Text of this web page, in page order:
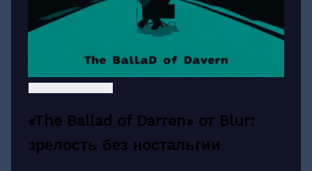
«The Ballad of Darren» от Blur:
зрелость без ностальгии